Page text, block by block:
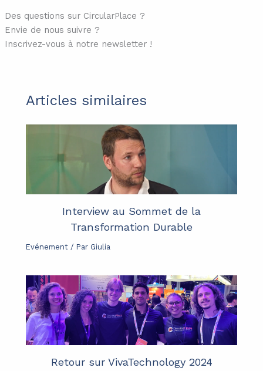
Des questions sur CircularPlace ?
Envie de nous suivre ?
Inscrivez-vous à notre newsletter !
Articles similaires
Interview au Sommet de la
Transformation Durable
Evénement / Par Giulia
Retour sur VivaTechnology 2024